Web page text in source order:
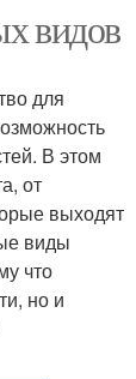
видов
для
В этом
от
выходят
виды
что
но и